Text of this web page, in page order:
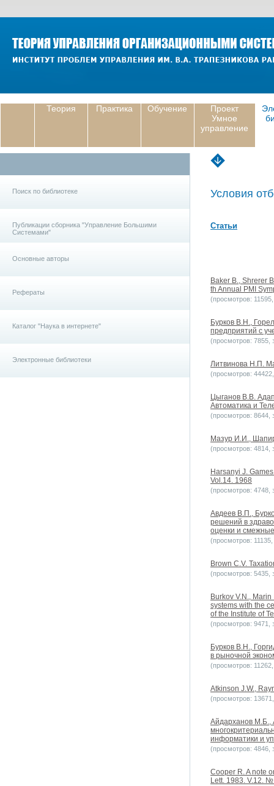
Теория Практика Обучение
Проект
Умное
управление
Поиск по библиотеке
Публикации сборника "Управление Большими
Системами"
Основные авторы
Рефераты
Каталог "Наука в интернете"
Электронные библиотеки
Условия
Статьи
Baker B., Shrerer
th Annual PMI
(просмотров:
Бурков В.Н.,
предприятий с
(просмотров: 7855,
Литвинова Н.П.
(просмотров:
Цыганов В.В.
Автоматика и
(просмотров: 8644,
Мазур И.И.,
(просмотров: 4814,
Harsanyi J.
Vol.14. 1968
(просмотров: 4748,
Авдеев В.П.,
решений в
оценки и
(просмотров:
Brown C.V.
(просмотров: 5435,
Burkov V.N.,
systems with the
of the Institute of
(просмотров: 9471,
Бурков B.H.,
в рыночной
(просмотров:
Atkinson J.W.,
(просмотров:
Айдарханов М.Б.,
информатики и
(просмотров: 4846,
Cooper R. A note
Lett. 1983. V.12. №